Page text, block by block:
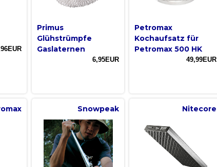
Primus
Glühstrümpfe
Gaslaternen
6,95EUR
Petromax
Kochaufsatz für
Petromax 500 HK
49,99EUR
Snowpeak Nitecore